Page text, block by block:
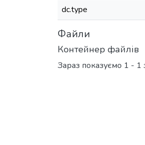
dc.type
Файли
Контейнер файлів
Зараз показуємо 1 - 1